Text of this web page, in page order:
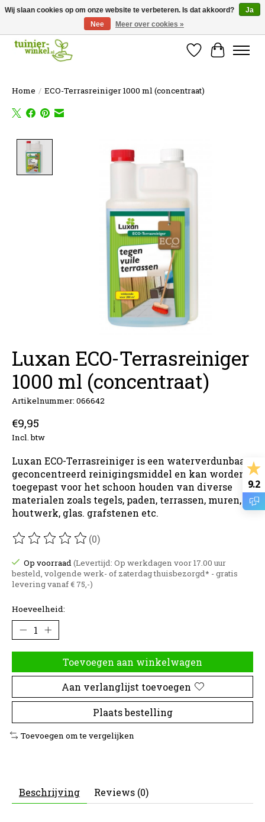
Online tuinartikelen kopen ✓ Online sinds 2007 ✓ Thuiswinkel Waarborg
Verlanglijst
Home / ECO-Terrasreiniger 1000 ml (concentraat)
Luxan ECO-Terrasreiniger
1000 ml (concentraat)
Artikelnummer: 066642
€9,95
Incl. btw
Luxan ECO-Terrasreiniger is een waterverdunbaar.
geconcentreerd reinigingsmiddel en kan worden
toegepast voor het schoon houden van diverse
materialen zoals tegels, paden, terrassen, muren,
houtwerk, glas. grafstenen etc.
De beoordeling van dit product is
(0)
Op voorraad (Levertijd: Op werkdagen voor 17.00 uur
besteld, volgende werk- of zaterdag thuisbezorgd* - gratis
levering vanaf € 75,-)
Hoeveelheid:
Toevoegen aan winkelwagen
Aan verlanglijst toevoegen
Plaats bestelling
Toevoegen om te vergelijken
Beschrijving Reviews (0)
9.2
Wij slaan cookies op om onze website te verbeteren. Is dat akkoord?
Ja
Nee
Meer over cookies »